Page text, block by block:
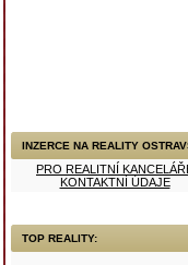
INZERCE NA REALITY
PRO REALITNÍ
KONTAKTNÍ ÚDAJE
TOP REALITY: